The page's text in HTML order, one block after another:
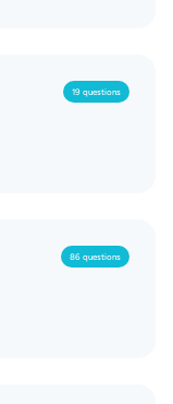
19 questions
86 questions